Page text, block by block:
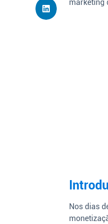
marketing
Nos dias